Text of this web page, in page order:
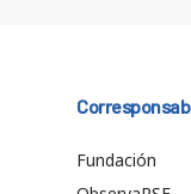
Fundación